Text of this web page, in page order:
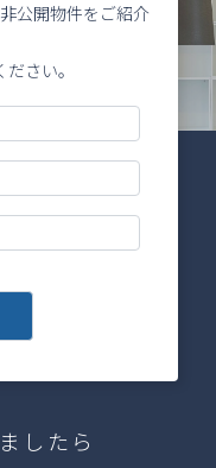
したら
公開物件をご紹介
さい。